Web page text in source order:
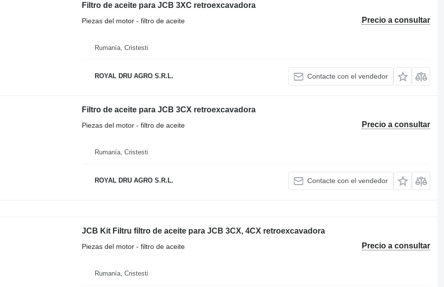
Filtro de aceite para JCB 3XC retroexcavadora
Precio a consultar
Piezas del motor - filtro de aceite
Rumanía, Cristesti
ROYAL DRU AGRO S.R.L. Contacte con el vendedor
Filtro de aceite para JCB 3CX retroexcavadora
Precio a consultar
Piezas del motor - filtro de aceite
Rumanía, Cristesti
ROYAL DRU AGRO S.R.L. Contacte con el vendedor
JCB Kit Filtru filtro de aceite para JCB 3CX, 4CX retroexcavadora
Precio a consultar
Piezas del motor - filtro de aceite
Rumanía, Cristesti